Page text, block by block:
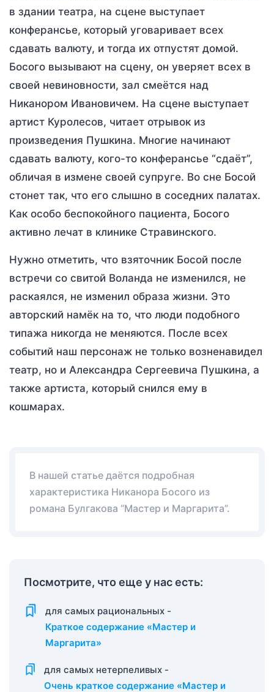
в здании театра, на сцене выступает
конферансье, который уговаривает всех
сдавать валюту, и тогда их отпустят домой.
Босого вызывают на сцену, он уверяет всех в
своей невиновности, зал смеётся над
Никанором Ивановичем. На сцене выступает
артист Куролесов, читает отрывок из
произведения Пушкина. Многие начинают
сдавать валюту, кого-то конферансье “сдаёт”,
обличая в измене своей супруге. Во сне Босой
стонет так, что его слышно в соседних палатах.
Как особо беспокойного пациента, Босого
активно лечат в клинике Стравинского.
Нужно отметить, что взяточник Босой после
встречи со свитой Воланда не изменился, не
раскаялся, не изменил образа жизни. Это
авторский намёк на то, что люди подобного
типажа никогда не меняются. После всех
событий наш персонаж не только возненавидел
театр, но и Александра Сергеевича Пушкина, а
также артиста, который снился ему в
кошмарах.
В нашей статье даётся подробная
характеристика Никанора Босого из
романа Булгакова “Мастер и Маргарита”.
Посмотрите, что еще у нас есть:
для самых рациональных -
Краткое содержание «Мастер и
Маргарита»
для самых нетерпеливых -
Очень краткое содержание «Мастер и